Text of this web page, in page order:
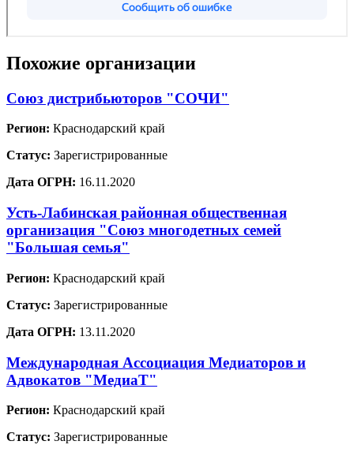
Похожие организации
Союз дистрибьюторов "СОЧИ"
Регион: Краснодарский край
Статус: Зарегистрированные
Дата ОГРН: 16.11.2020
Усть-Лабинская районная общественная
организация "Союз многодетных семей
"Большая семья"
Регион: Краснодарский край
Статус: Зарегистрированные
Дата ОГРН: 13.11.2020
Международная Ассоциация Медиаторов и
Адвокатов "МедиаТ"
Регион: Краснодарский край
Статус: Зарегистрированные